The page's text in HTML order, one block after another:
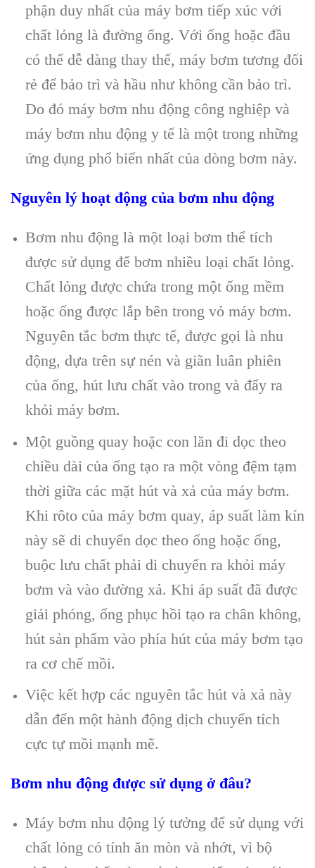
phận duy nhất của máy bơm tiếp xúc với
chất lỏng là đường ống. Với ống hoặc đầu
có thể dễ dàng thay thế, máy bơm tương đối
rẻ để bảo trì và hầu như không cần bảo trì.
Do đó máy bơm nhu động công nghiệp và
máy bơm nhu động y tế là một trong những
ứng dụng phổ biến nhất của dòng bơm này.
Nguyên lý hoạt động của bơm nhu động
Bơm nhu động là một loại bơm thể tích
được sử dụng để bơm nhiều loại chất lỏng.
Chất lỏng được chứa trong một ống mềm
hoặc ống được lắp bên trong vỏ máy bơm.
Nguyên tắc bơm thực tế, được gọi là nhu
động, dựa trên sự nén và giãn luân phiên
của ống, hút lưu chất vào trong và đẩy ra
khỏi máy bơm.
Một guồng quay hoặc con lăn đi dọc theo
chiều dài của ống tạo ra một vòng đệm tạm
thời giữa các mặt hút và xả của máy bơm.
Khi rôto của máy bơm quay, áp suất làm kín
này sẽ di chuyển dọc theo ống hoặc ống,
buộc lưu chất phải di chuyển ra khỏi máy
bơm và vào đường xả. Khi áp suất đã được
giải phóng, ống phục hồi tạo ra chân không,
hút sản phẩm vào phía hút của máy bơm tạo
ra cơ chế mồi.
Việc kết hợp các nguyên tắc hút và xả này
dẫn đến một hành động dịch chuyển tích
cực tự mồi mạnh mẽ.
Bơm nhu động được sử dụng ở đâu?
Máy bơm nhu động lý tưởng để sử dụng với
chất lỏng có tính ăn mòn và nhớt, vì bộ